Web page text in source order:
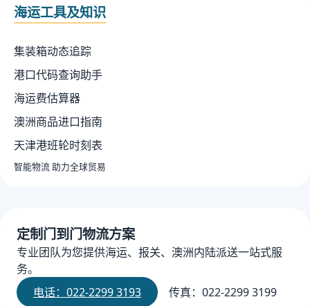
海运工具及知识
集装箱动态追踪
港口代码查询助手
海运费估算器
澳洲商品进口指南
天津港班轮时刻表
智能物流 助力全球贸易
定制门到门物流方案
专业团队为您提供海运、报关、澳洲内陆派送一站式服
务。
电话：022-2299 3193
传真：022-2299 3199